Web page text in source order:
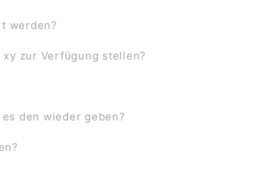
werden?
zur Verfügung stellen?
den wieder geben?